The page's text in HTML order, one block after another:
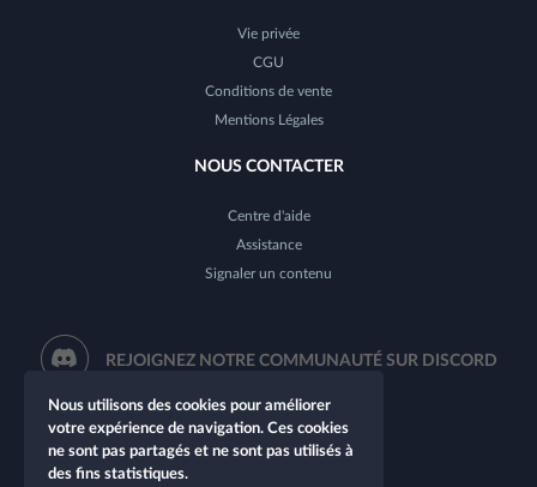
Vie privée
CGU
Conditions de vente
Mentions Légales
NOUS CONTACTER
Centre d'aide
Assistance
Signaler un contenu
REJOIGNEZ NOTRE COMMUNAUTÉ SUR DISCORD
Nous utilisons des cookies pour améliorer
votre expérience de navigation. Ces cookies
ne sont pas partagés et ne sont pas utilisés à
des fins statistiques.